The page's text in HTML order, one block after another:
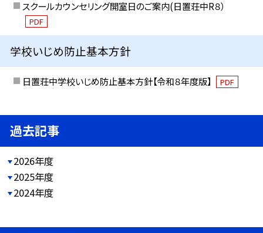
スクールカウンセリング開室日のご案内(日置荘中R８）
PDF
学校いじめ防止基本方針
日置荘中学校いじめ防止基本方針【令和８年度版】 PDF
過去記事
2026年度
2025年度
2024年度